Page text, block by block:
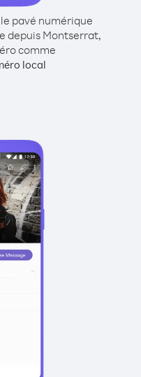
pavé numérique
depuis Montserrat,
comme
local